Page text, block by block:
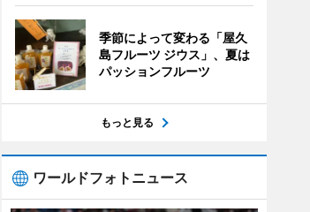
季節によって変わる「屋久
島フルーツ ジウス」、夏は
パッションフルーツ
もっと見る
ワールドフォトニュース